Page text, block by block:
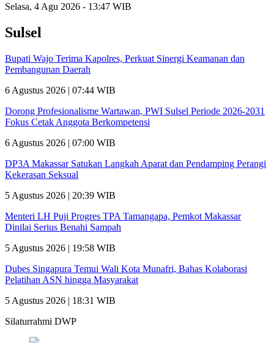
Selasa, 4 Agu 2026 - 13:47 WIB
Sulsel
Bupati Wajo Terima Kapolres, Perkuat Sinergi Keamanan dan
Pembangunan Daerah
6 Agustus 2026 | 07:44 WIB
Dorong Profesionalisme Wartawan, PWI Sulsel Periode 2026-2031
Fokus Cetak Anggota Berkompetensi
6 Agustus 2026 | 07:00 WIB
DP3A Makassar Satukan Langkah Aparat dan Pendamping Perangi
Kekerasan Seksual
5 Agustus 2026 | 20:39 WIB
Menteri LH Puji Progres TPA Tamangapa, Pemkot Makassar
Dinilai Serius Benahi Sampah
5 Agustus 2026 | 19:58 WIB
Dubes Singapura Temui Wali Kota Munafri, Bahas Kolaborasi
Pelatihan ASN hingga Masyarakat
5 Agustus 2026 | 18:31 WIB
Silaturrahmi DWP